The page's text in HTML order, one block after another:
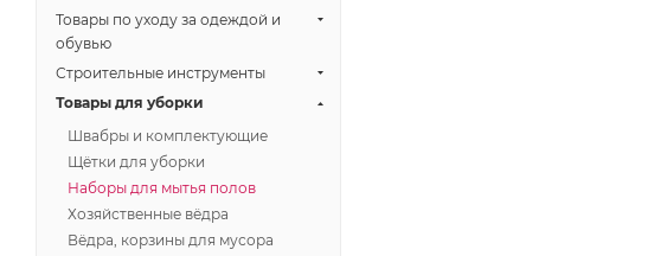
Товары по уходу за одеждой и
обувью
Строительные инструменты
Товары для уборки
Швабры и комплектующие
Щётки для уборки
Наборы для мытья полов
Хозяйственные вёдра
Вёдра, корзины для мусора